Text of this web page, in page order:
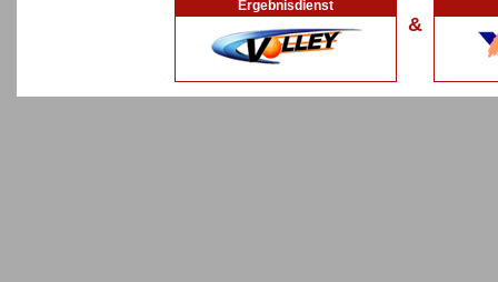
Ergebnisdienst
&